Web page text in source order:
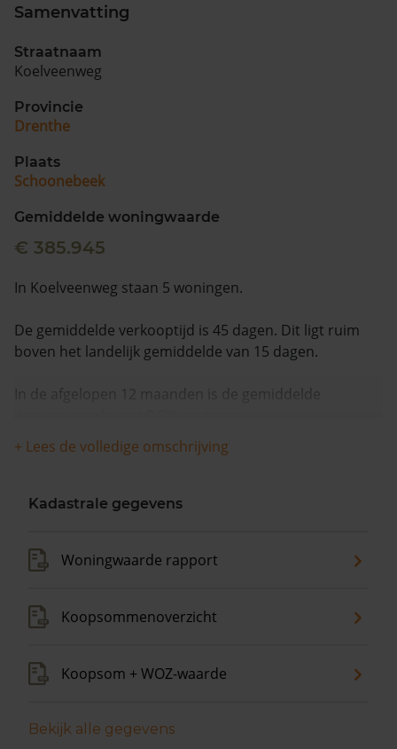
Samenvatting
Straatnaam
Koelveenweg
Provincie
Drenthe
Plaats
Schoonebeek
Gemiddelde woningwaarde
€ 385.945
In Koelveenweg staan 5 woningen.
De gemiddelde verkooptijd is 45 dagen. Dit ligt ruim
boven het landelijk gemiddelde van 15 dagen.
In de afgelopen 12 maanden is de gemiddelde
+ Lees de volledige omschrijving
Kadastrale gegevens
Woningwaarde rapport
Koopsommenoverzicht
Koopsom + WOZ-waarde
Bekijk alle gegevens